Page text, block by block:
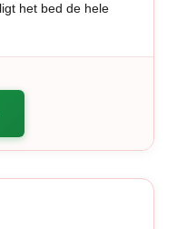
het bed de hele